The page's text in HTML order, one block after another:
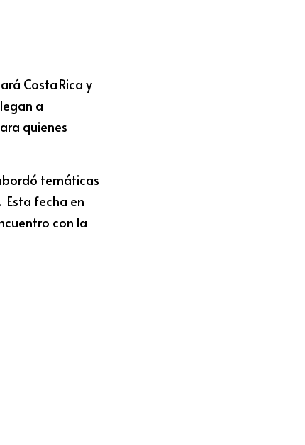
Costa Rica y
a
quienes
temáticas
Esta fecha en
con la